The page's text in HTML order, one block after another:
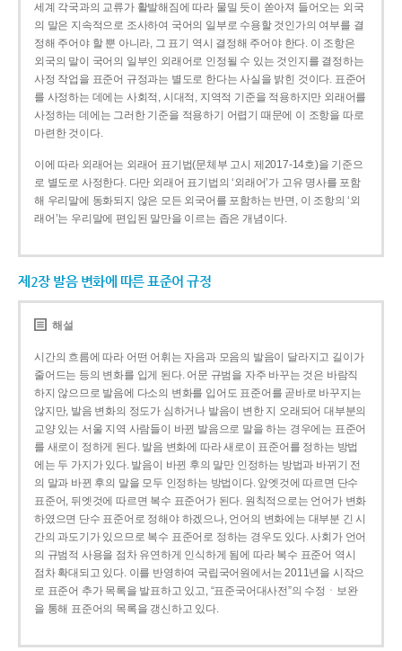
세계 각국과의 교류가 활발해짐에 따라 물밀 듯이 쏟아져 들어오는 외국
의 말은 지속적으로 조사하여 국어의 일부로 수용할 것인가의 여부를 결
정해 주어야 할 뿐 아니라, 그 표기 역시 결정해 주어야 한다. 이 조항은
외국의 말이 국어의 일부인 외래어로 인정될 수 있는 것인지를 결정하는
사정 작업을 표준어 규정과는 별도로 한다는 사실을 밝힌 것이다. 표준어
를 사정하는 데에는 사회적, 시대적, 지역적 기준을 적용하지만 외래어를
사정하는 데에는 그러한 기준을 적용하기 어렵기 때문에 이 조항을 따로
마련한 것이다.
이에 따라 외래어는 외래어 표기법(문체부 고시 제2017-14호)을 기준으
로 별도로 사정한다. 다만 외래어 표기법의 ‘외래어’가 고유 명사를 포함
해 우리말에 동화되지 않은 모든 외국어를 포함하는 반면, 이 조항의 ‘외
래어’는 우리말에 편입된 말만을 이르는 좁은 개념이다.
제2장 발음 변화에 따른 표준어 규정
해설
시간의 흐름에 따라 어떤 어휘는 자음과 모음의 발음이 달라지고 길이가
줄어드는 등의 변화를 입게 된다. 어문 규범을 자주 바꾸는 것은 바람직
하지 않으므로 발음에 다소의 변화를 입어도 표준어를 곧바로 바꾸지는
않지만, 발음 변화의 정도가 심하거나 발음이 변한 지 오래되어 대부분의
교양 있는 서울 지역 사람들이 바뀐 발음으로 말을 하는 경우에는 표준어
를 새로이 정하게 된다. 발음 변화에 따라 새로이 표준어를 정하는 방법
에는 두 가지가 있다. 발음이 바뀐 후의 말만 인정하는 방법과 바뀌기 전
의 말과 바뀐 후의 말을 모두 인정하는 방법이다. 앞엣것에 따르면 단수
표준어, 뒤엣것에 따르면 복수 표준어가 된다. 원칙적으로는 언어가 변화
하였으면 단수 표준어로 정해야 하겠으나, 언어의 변화에는 대부분 긴 시
간의 과도기가 있으므로 복수 표준어로 정하는 경우도 있다. 사회가 언어
의 규범적 사용을 점차 유연하게 인식하게 됨에 따라 복수 표준어 역시
점차 확대되고 있다. 이를 반영하여 국립국어원에서는 2011년을 시작으
로 표준어 추가 목록을 발표하고 있고, “표준국어대사전”의 수정ㆍ보완
을 통해 표준어의 목록을 갱신하고 있다.